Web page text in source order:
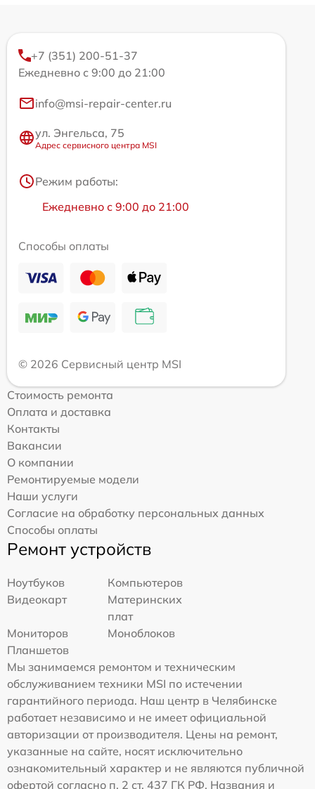
+7 (351) 200-51-37
Ежедневно с 9:00 до 21:00
info@msi-repair-center.ru
ул. Энгельса, 75
Адрес сервисного центра MSI
Режим работы:
Ежедневно с 9:00 до 21:00
Способы оплаты
© 2026 Сервисный центр MSI
Стоимость ремонта
Оплата и доставка
Контакты
Вакансии
О компании
Ремонтируемые модели
Наши услуги
Согласие на обработку персональных данных
Способы оплаты
Ремонт устройств
Ноутбуков
Компьютеров
Видеокарт
Материнских
плат
Мониторов
Моноблоков
Планшетов
Мы занимаемся ремонтом и техническим
обслуживанием техники MSI по истечении
гарантийного периода. Наш центр в Челябинске
работает независимо и не имеет официальной
авторизации от производителя. Цены на ремонт,
указанные на сайте, носят исключительно
ознакомительный характер и не являются публичной
офертой согласно п. 2 ст. 437 ГК РФ. Названия и